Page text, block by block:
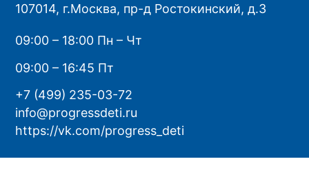
107014, г.Москва, пр-д Ростокинский, д.3
09:00 – 18:00 Пн – Чт
09:00 – 16:45 Пт
+7 (499) 235-03-72
info@progressdeti.ru
https://vk.com/progress_deti